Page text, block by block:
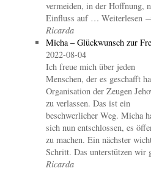
vermeiden, in der Hoffnung,
Einfluss auf … Weiterlesen
Ricarda
Micha – Glückwunsch zur
2022-08-04
Ich freue mich über jeden
Menschen, der es geschafft
Organisation der Zeugen
zu verlassen. Das ist ein
beschwerlicher Weg. Micha
sich nun entschlossen, es
zu machen. Ein nächster
Schritt. Das unterstützen wir
Ricarda